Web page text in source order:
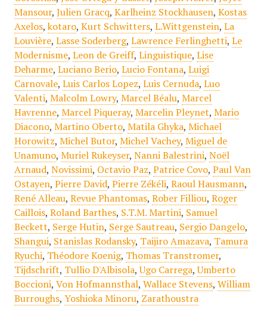
Mansour, Julien Gracq, Karlheinz Stockhausen, Kostas
Axelos,kotaro, Kurt Schwitters, L.Wittgenstein, La
Louvière, Lasse Soderberg, Lawrence Ferlinghetti, Le
Modernisme, Leon de Greiff, Linguistique, Lise
Deharme, Luciano Berio, Lucio Fontana, Luigi
Carnovale, Luis Carlos Lopez, Luis Cernuda, Luo
Valenti, Malcolm Lowry, Marcel Béalu, Marcel
Havrenne, Marcel Piqueray, Marcelin Pleynet, Mario
Diacono, Martino Oberto, Matila Ghyka, Michael
Horowitz, Michel Butor, Michel Vachey, Miguel de
Unamuno, Muriel Rukeyser, Nanni Balestrini, Noël
Arnaud, Novissimi, Octavio Paz, Patrice Covo, Paul Van
Ostayen, Pierre David, Pierre Zékéli, Raoul Hausmann,
René Alleau, Revue Phantomas, Rober Filliou, Roger
Caillois, Roland Barthes, S.T.M. Martini, Samuel
Beckett, Serge Hutin, Serge Sautreau, Sergio Dangelo,
Shangui, Stanislas Rodansky, Taijiro Amazava, Tamura
Ryuchi, Théodore Koenig, Thomas Transtromer,
Tijdschrift, Tullio D'Albisola,Ugo Carrega,Umberto
Boccioni, Von Hofmannsthal, Wallace Stevens, William
Burroughs, Yoshioka Minoru, Zarathoustra